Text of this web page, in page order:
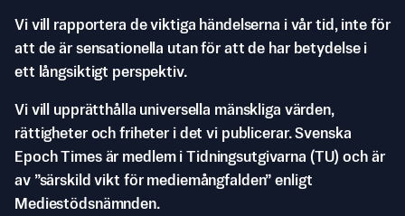
Vi vill rapportera de viktiga händelserna i vår tid, inte för
att de är sensationella utan för att de har betydelse i
ett långsiktigt perspektiv.
Vi vill upprätthålla universella mänskliga värden,
rättigheter och friheter i det vi publicerar. Svenska
Epoch Times är medlem i Tidningsutgivarna (TU) och är
av ”särskild vikt för mediemångfalden” enligt
Mediestödsnämnden.